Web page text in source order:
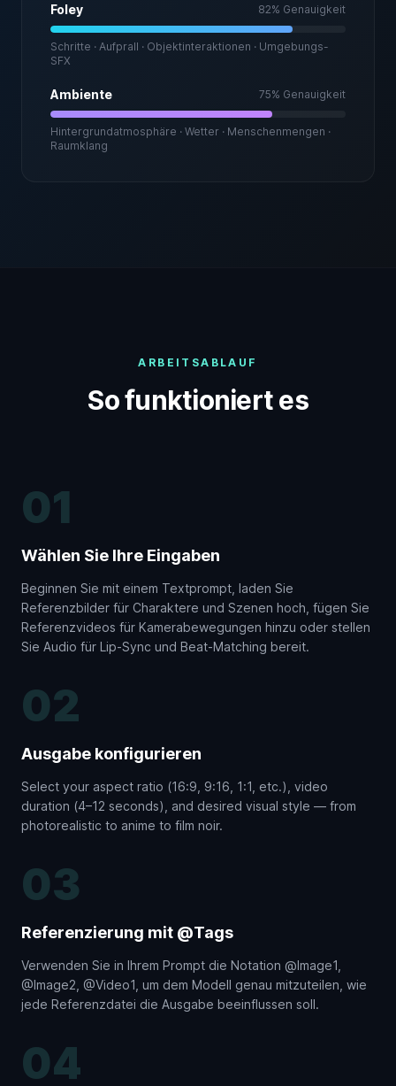
Foley 82% Genauigkeit
Schritte · Aufprall · Objektinteraktionen · Umgebungs-
SFX
Ambiente 75% Genauigkeit
Hintergrundatmosphäre · Wetter · Menschenmengen ·
Raumklang
ARBEITSABLAUF
So funktioniert es
01
Wählen Sie Ihre Eingaben
Beginnen Sie mit einem Textprompt, laden Sie
Referenzbilder für Charaktere und Szenen hoch, fügen Sie
Referenzvideos für Kamerabewegungen hinzu oder stellen
Sie Audio für Lip-Sync und Beat-Matching bereit.
02
Ausgabe konfigurieren
Select your aspect ratio (16:9, 9:16, 1:1, etc.), video
duration (4–12 seconds), and desired visual style — from
photorealistic to anime to film noir.
03
Referenzierung mit @Tags
Verwenden Sie in Ihrem Prompt die Notation @Image1,
@Image2, @Video1, um dem Modell genau mitzuteilen, wie
jede Referenzdatei die Ausgabe beeinflussen soll.
04